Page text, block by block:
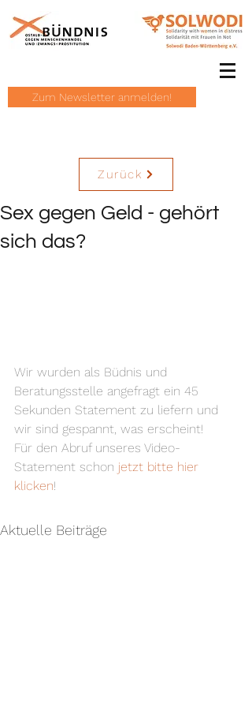
Zum Newsletter anmelden!
Zurück
Sex gegen Geld - gehört
sich das?
Wir wurden als Büdnis und
Beratungsstelle angefragt ein 45
Sekunden Statement zu liefern und
wir sind gespannt, was erscheint!
Für den Abruf unseres Video-
Statement schon jetzt bitte hier
klicken!
Aktuelle Beiträge